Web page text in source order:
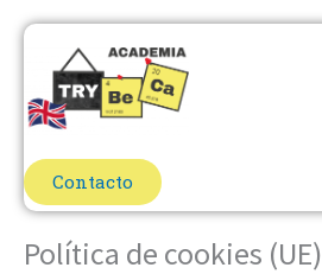
contenido
Contacto
Política de cookies (UE)